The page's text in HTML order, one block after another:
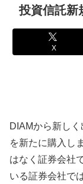
投資信託新
X
DIAMから新し
を新たに購入し
はなく証券会社
いる証券会社で